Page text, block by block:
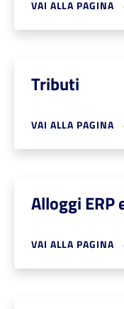
VAI ALLA PAGINA
Tributi
VAI ALLA PAGINA
Alloggi ERP
VAI ALLA PAGINA